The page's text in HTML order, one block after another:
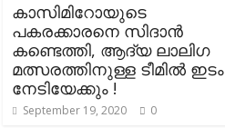
കാസിമിറോയുടെ
പകരക്കാരനെ സിദാൻ
കണ്ടെത്തി, ആദ്യ ലാലിഗ
മത്സരത്തിനുള്ള ടീമിൽ ഇടം
നേടിയേക്കും !
September 19, 2020 0